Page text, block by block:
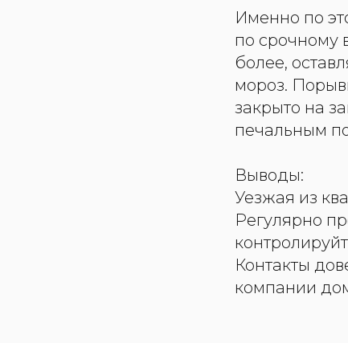
Именно по
по срочному
более,
мороз.
закрыто на
печальным
Выводы:
Уезжая из
Регулярно
Контакты
компании